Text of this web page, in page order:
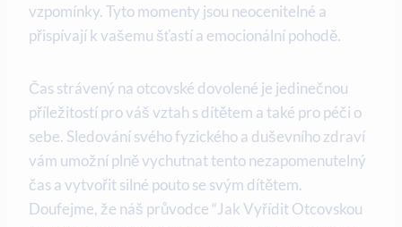
vzpomínky. Tyto momenty jsou neocenitelné a
přispívají k⁢ vašemu šťastí a emocionální pohodě.
Čas⁣ strávený na otcovské dovolené je jedinečnou
příležitostí pro‌ váš vztah s dítětem a také pro​ péči o
sebe. Sledování svého fyzického a duševního zdraví
⁢vám umožní plně ⁢vychutnat tento nezapomenutelný‍
čas a vytvořit ​silné pouto⁤ se ​svým dítětem.
Doufejme, že náš průvodce ⁢“Jak Vyřídit Otcovskou